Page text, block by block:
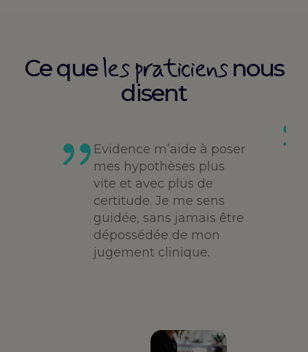
Ce queles praticiensnous
disent
Evidence m’aide à poser
mes hypothèses plus
vite et avec plus de
certitude. Je me sens
guidée, sans jamais être
dépossédée de mon
jugement clinique.